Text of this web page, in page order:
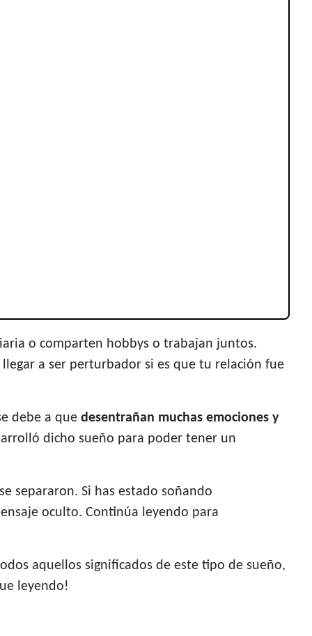
o comparten hobbys o trabajan juntos.
a ser perturbador si es que tu relación fue
debe a que desentrañan muchas emociones y
dicho sueño para poder tener un
separaron. Si has estado soñando
oculto. Continúa leyendo para
aquellos significados de este tipo de sueño,
leyendo!